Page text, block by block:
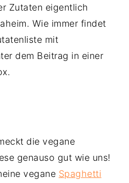
Zutaten eigentlich
Wie immer findet
mit
dem Beitrag in einer
die vegane
genauso gut wie uns!
vegane Spaghetti